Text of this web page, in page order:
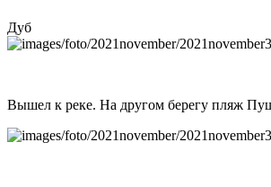
Дуб
Вышел к реке. На другом берегу пляж